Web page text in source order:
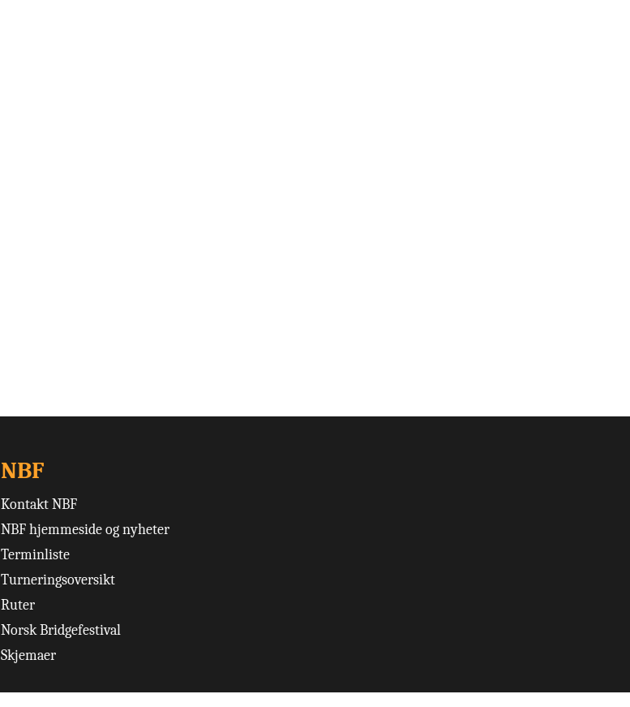
NBF
Kontakt NBF
NBF hjemmeside og nyheter
Terminliste
Turneringsoversikt
Ruter
Norsk Bridgefestival
Skjemaer